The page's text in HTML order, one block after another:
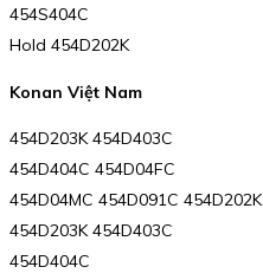
454S404C
Hold 454D202K
Konan Việt Nam
454D203K 454D403C
454D404C 454D04FC
454D04MC 454D091C 454D202K
454D203K 454D403C
454D404C